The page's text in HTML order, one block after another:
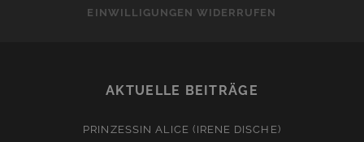
EINWILLIGUNGEN WIDERRUFEN
AKTUELLE BEITRÄGE
PRINZESSIN ALICE (IRENE DISCHE)